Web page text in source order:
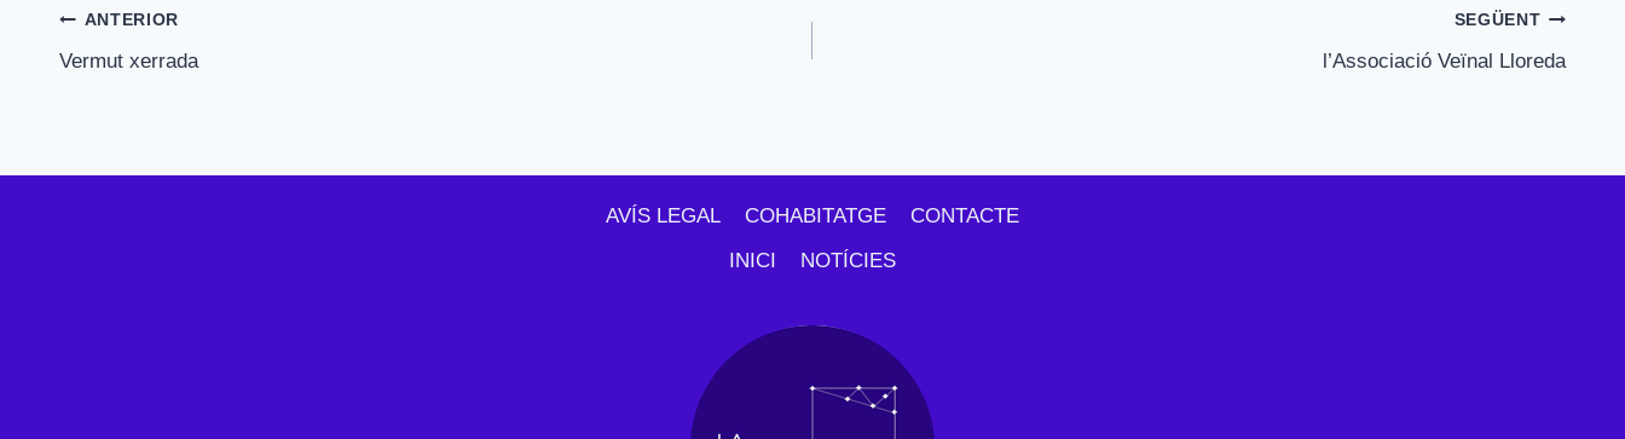
Navegació
d'entrades
ANTERIOR
Vermut xerrada
SEGÜENT
l’Associació Veïnal Lloreda
AVÍS LEGAL COHABITATGE
CONTACTE
INICI
NOTÍCIES